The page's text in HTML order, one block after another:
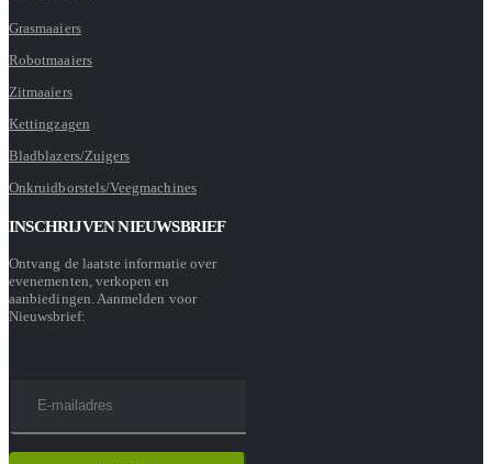
Grasmaaiers
Robotmaaiers
Zitmaaiers
Kettingzagen
Bladblazers/Zuigers
Onkruidborstels/Veegmachines
INSCHRIJVEN NIEUWSBRIEF
Ontvang de laatste informatie over
evenementen, verkopen en
aanbiedingen. Aanmelden voor
Nieuwsbrief: